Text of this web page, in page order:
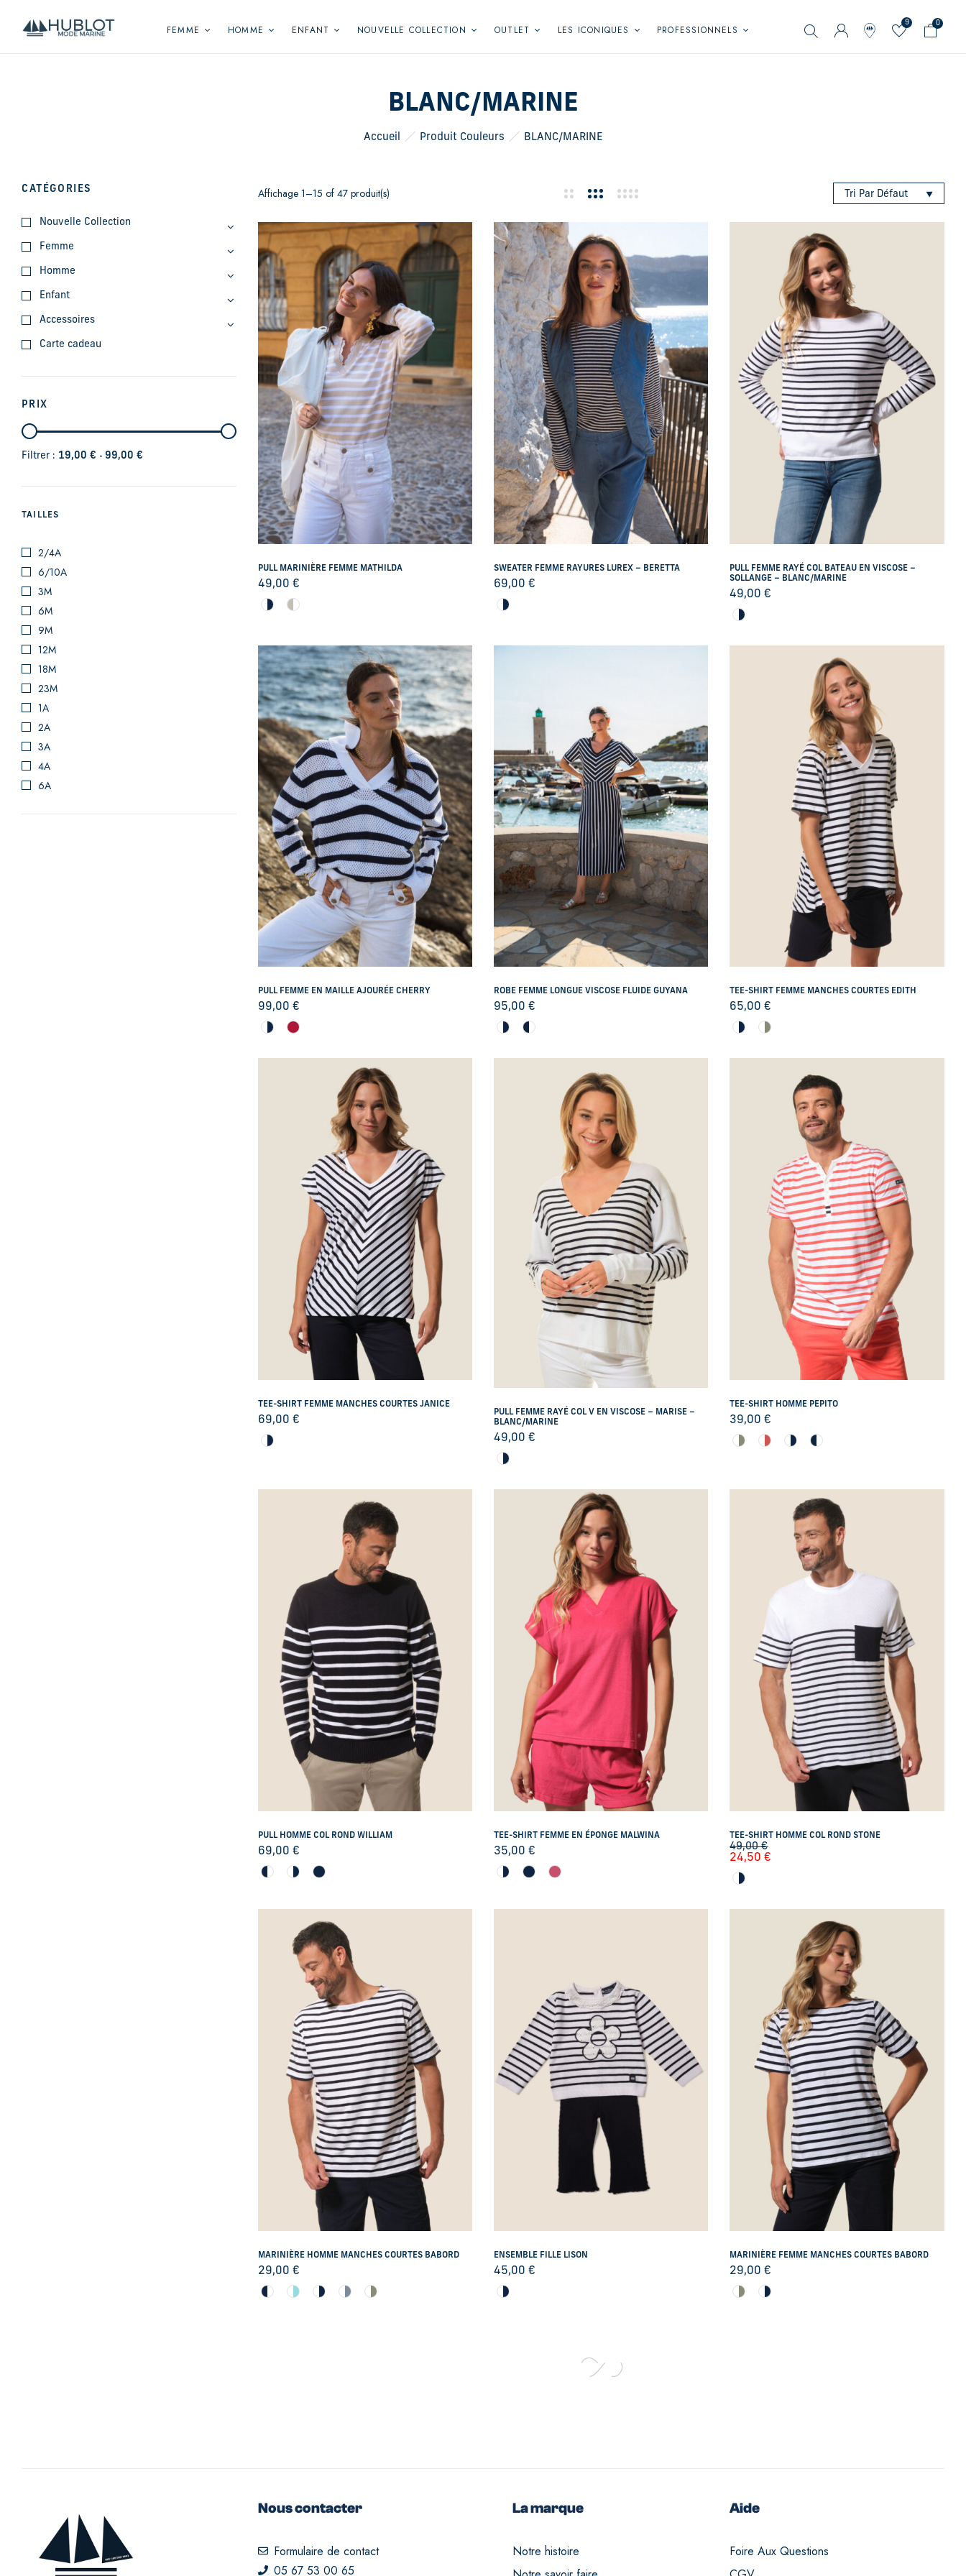
FEMME HOMME ENFANT NOUVELLE COLLECTION OUTLET LES ICONIQUES PROFESSIONNELS
9 0
BLANC/MARINE
Accueil Produit Couleurs BLANC/MARINE
CATÉGORIES
Nouvelle Collection
Femme
Homme
Enfant
Accessoires
Carte cadeau
PRIX
Filtrer : 19,00 € - 99,00 €
TAILLES
2/4A
6/10A
3M
6M
9M
12M
18M
23M
1A
2A
3A
4A
6A
Affichage 1–15 of 47 produit(s) Tri Par Défaut
PULL MARINIÈRE FEMME MATHILDA
49,00 €
SWEATER FEMME RAYURES LUREX – BERETTA
69,00 €
PULL FEMME RAYÉ COL BATEAU EN VISCOSE –
SOLLANGE – BLANC/MARINE
49,00€
PULL FEMME EN MAILLE AJOURÉE CHERRY
99,00 €
ROBE FEMME LONGUE VISCOSE FLUIDE GUYANA
95,00 €
TEE-SHIRT FEMME MANCHES COURTES EDITH
65,00€
TEE-SHIRT FEMME MANCHES COURTES JANICE
69,00 €
PULL FEMME RAYÉ COL V EN VISCOSE – MARISE –
BLANC/MARINE
49,00 €
TEE-SHIRT HOMME PEPITO
39,00€
PULL HOMME COL ROND WILLIAM
69,00 €
TEE-SHIRT FEMME EN ÉPONGE MALWINA
35,00 €
TEE-SHIRT HOMME COL ROND STONE
49,00€
24,50€
MARINIÈRE HOMME MANCHES COURTES BABORD
29,00 €
ENSEMBLE FILLE LISON
45,00 €
MARINIÈRE FEMME MANCHES COURTES BABORD
29,00€
Nous contacter
Formulaire de contact
05 67 53 00 65
La marque
Notre histoire
Aide
Foire Aux Questions